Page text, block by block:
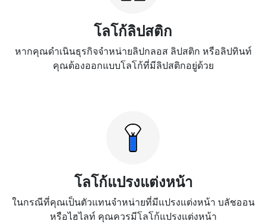
โลโก้ลิปสติก
หากคุณดำเนินธุรกิจจำหน่ายลิปกลอส ลิปสติก หรือลิปทินท์
คุณต้องออกแบบโลโก้ที่มีลิปสติกอยู่ด้วย
โลโก้แปรงแต่งหน้า
ในกรณีที่คุณเป็นตัวแทนจำหน่ายที่มีแปรงแต่งหน้า บลัชออน
หรือไฮไลท์ คุณควรมีโลโก้แปรงแต่งหน้า